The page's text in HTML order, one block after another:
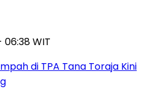
06:38 WIT
di TPA Tana Toraja Kini